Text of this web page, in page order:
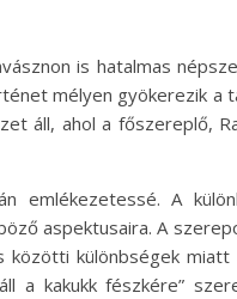
is hatalmas
mélyen gyökerezik a
áll, ahol a főszereplő,
A
aspektusaira. A
különbségek
a kakukk fészkére”